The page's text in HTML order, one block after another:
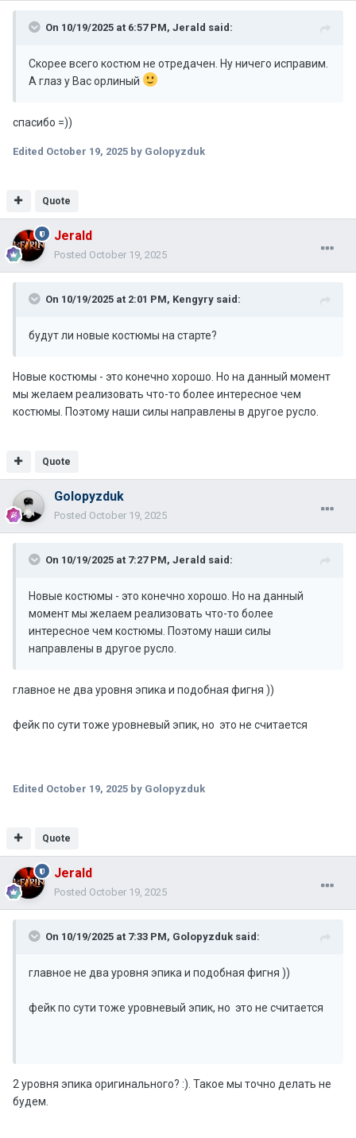
On 10/19/2025 at 6:57 PM, Jerald said:
Скорее всего костюм не отредачен. Ну ничего исправим.
А глаз у Вас орлиный
спасибо =))
Edited October 19, 2025 by Golopyzduk
Quote
Jerald
Posted October 19, 2025
On 10/19/2025 at 2:01 PM, Kengyry said:
будут ли новые костюмы на старте?
Новые костюмы - это конечно хорошо. Но на данный момент
мы желаем реализовать что-то более интересное чем
костюмы. Поэтому наши силы направлены в другое русло.
Quote
Golopyzduk
Posted October 19, 2025
On 10/19/2025 at 7:27 PM, Jerald said:
Новые костюмы - это конечно хорошо. Но на данный
момент мы желаем реализовать что-то более
интересное чем костюмы. Поэтому наши силы
направлены в другое русло.
главное не два уровня эпика и подобная фигня ))
фейк по сути тоже уровневый эпик, но это не считается
Edited October 19, 2025 by Golopyzduk
Quote
Jerald
Posted October 19, 2025
On 10/19/2025 at 7:33 PM, Golopyzduk said:
главное не два уровня эпика и подобная фигня ))
фейк по сути тоже уровневый эпик, но это не считается
2 уровня эпика оригинального? :). Такое мы точно делать не
будем.